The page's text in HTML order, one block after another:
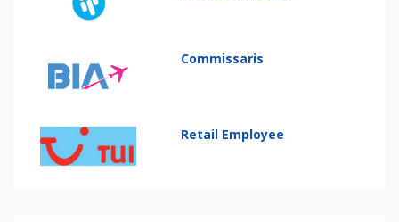
Commissaris
Retail Employee